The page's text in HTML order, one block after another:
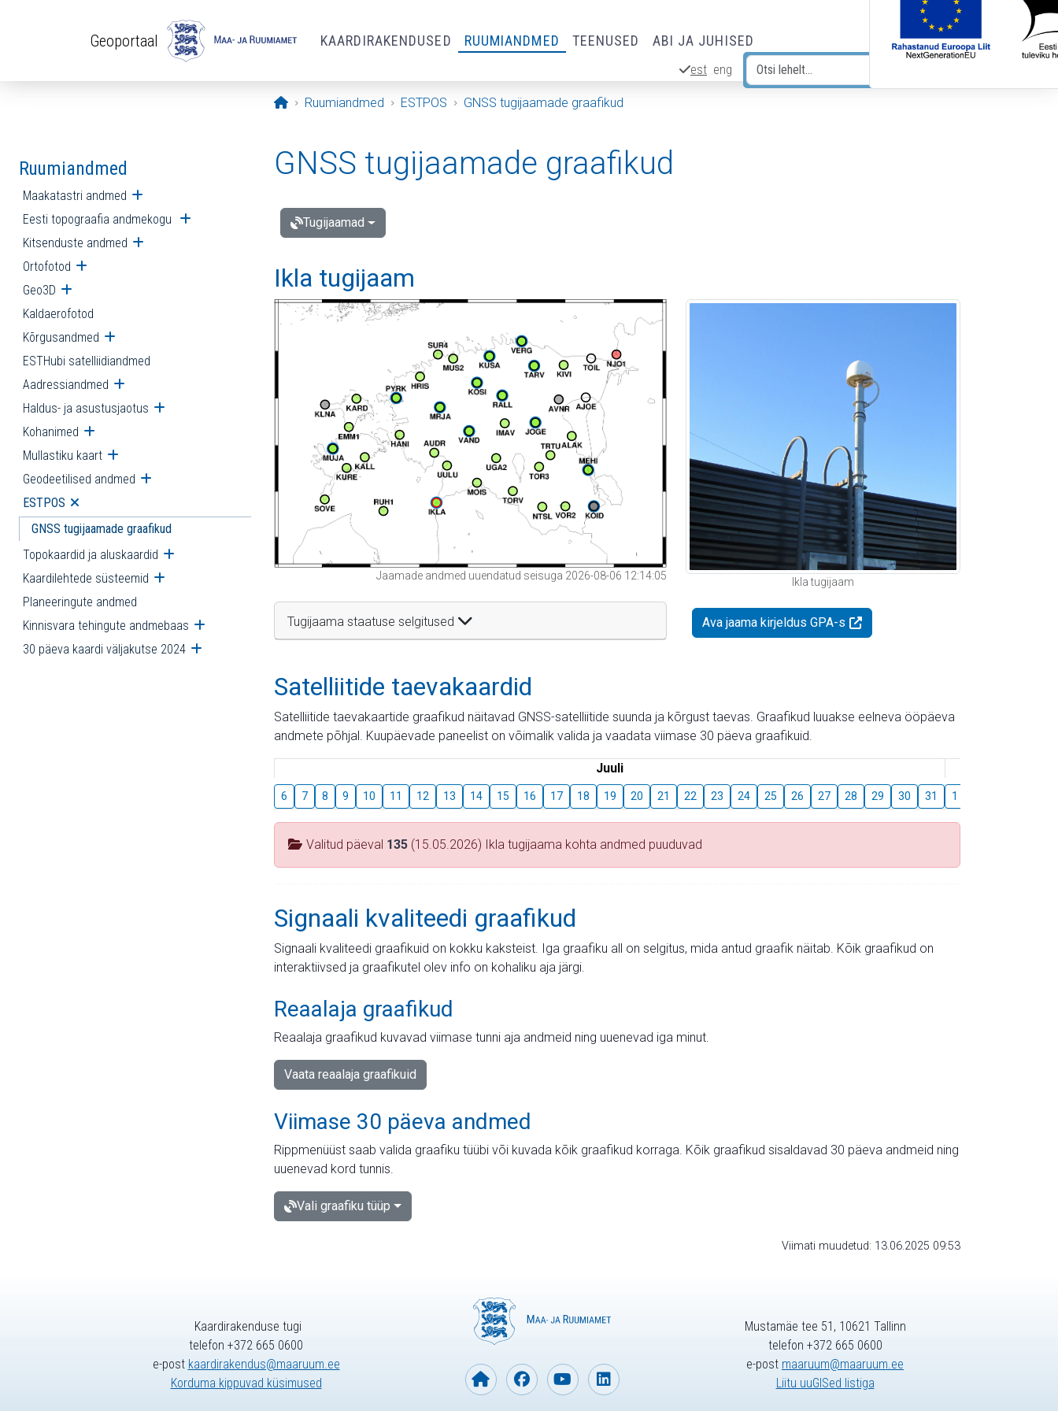
Geoportaal KAARDIRAKENDUSED RUUMIANDMED TEENUSED ABI JA JUHISED
est eng
Avaleht
Ruumiandmed ESTPOS GNSS tugijaamade graafikud
Ruumiandmed
Maakatastri andmed Ava alammenüü
Eesti topograafia andmekogu Ava alammenüü
Kitsenduste andmed Ava alammenüü
Ortofotod Ava alammenüü
Geo3D Ava alammenüü
Kaldaerofotod
Kõrgusandmed Ava alammenüü
ESTHubi satelliidiandmed
Aadressiandmed Ava alammenüü
Haldus- ja asustusjaotus Ava alammenüü
Kohanimed Ava alammenüü
Mullastiku kaart Ava alammenüü
Geodeetilised andmed Ava alammenüü
ESTPOS Ava alammenüü
GNSS tugijaamade graafikud
Topokaardid ja aluskaardid Ava alammenüü
Kaardilehtede süsteemid Ava alammenüü
Planeeringute andmed
Kinnisvara tehingute andmebaas Ava alammenüü
30 päeva kaardi väljakutse 2024 Ava alammenüü
GNSS tugijaamade graafikud
Tugijaamad
Ikla tugijaam
Jaamade andmed uuendatud seisuga 2026-08-06 12:14:05
Tugijaama staatuse selgitused
Ikla tugijaam
Ava jaama kirjeldus GPA-s
Satelliitide taevakaardid
Satelliitide taevakaartide graafikud näitavad GNSS-satelliitide suunda ja kõrgust taevas. Graafikud luuakse eelneva ööpäeva
andmete põhjal. Kuupäevade paneelist on võimalik valida ja vaadata viimase 30 päeva graafikuid.
Juuli
6 7 8 9 10 11 12 13 14 15 16 17 18 19 20 21 22 23 24 25 26 27 28 29 30 31 1
Valitud päeval 135 (15.05.2026) Ikla tugijaama kohta andmed puuduvad
Signaali kvaliteedi graafikud
Signaali kvaliteedi graafikuid on kokku kaksteist. Iga graafiku all on selgitus, mida antud graafik näitab. Kõik graafikud on
interaktiivsed ja graafikutel olev info on kohaliku aja järgi.
Reaalaja graafikud
Reaalaja graafikud kuvavad viimase tunni aja andmeid ning uuenevad iga minut.
Vaata reaalaja graafikuid
Viimase 30 päeva andmed
Rippmenüüst saab valida graafiku tüübi või kuvada kõik graafikud korraga. Kõik graafikud sisaldavad 30 päeva andmeid ning
uuenevad kord tunnis.
Vali graafiku tüüp
Viimati muudetud: 13.06.2025 09:53
Kaardirakenduse tugi
telefon +372 665 0600
e-post kaardirakendus@maaruum.ee
Korduma kippuvad küsimused
Mustamäe tee 51, 10621 Tallinn
telefon +372 665 0600
e-post maaruum@maaruum.ee
Liitu uuGISed listiga